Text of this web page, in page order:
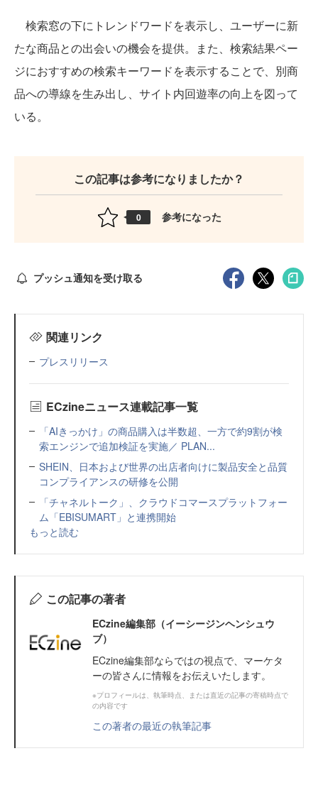
検索窓の下にトレンドワードを表示し、ユーザーに新
たな商品との出会いの機会を提供。また、検索結果ペー
ジにおすすめの検索キーワードを表示することで、別商
品への導線を生み出し、サイト内回遊率の向上を図って
いる。
この記事は参考になりましたか？
0 参考になった
プッシュ通知を受け取る
関連リンク
プレスリリース
ECzineニュース連載記事一覧
「AIきっかけ」の商品購入は半数超、一方で約9割が検
索エンジンで追加検証を実施／ PLAN...
SHEIN、日本および世界の出店者向けに製品安全と品質
コンプライアンスの研修を公開
「チャネルトーク」、クラウドコマースプラットフォー
ム「EBISUMART」と連携開始
もっと読む
この記事の著者
ECzine編集部（イーシージンヘンシュウ
ブ）
ECzine編集部ならではの視点で、マーケタ
ーの皆さんに情報をお伝えいたします。
※プロフィールは、執筆時点、または直近の記事の寄稿時点で
の内容です
この著者の最近の執筆記事